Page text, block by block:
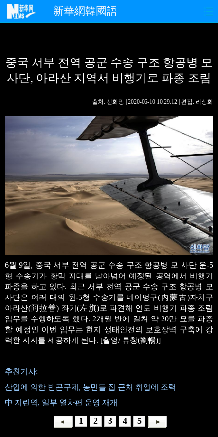
新華網韓國語
경제 사회 포토
중한교류 핫 TV 문화
생생 중국어
중국 서부 전역 공군 수송 구조 항공병 모
사단, 아라산 지역서 비행기로 파종 조림
출처: 신화망 | 2020-06-10 10:29:12 | 편집: 리상화
6월 9일, 중국 서부 전역 공군 수송 구조 항공병 모 사단 운-5
형 수송기가 황막 지대를 날아넘어 예정된 공역에서 비행기
파종을 하고 있다. 최근 서부 전역 공군 수송 구조 항공병 모
사단은 여러 대의 윈-5형 수송기를 네이멍구(內蒙古)자치구
아라산(阿拉善) 좌기(左旗)로 파견해 연도 비행기 파종 조림
임무를 수행하도록 했다. 2개월 반에 걸쳐 약 20만 묘를 파종
할 예정인 이번 임무는 현지 생태안전의 보호장벽 구축에 강
력한 지지를 제공하게 된다. [촬영/ 류창(劉暢)]
추천기사:
산업에 의한 빈곤구제, 농민들 집 근처 취업에 조력
中 지린역, 일부 열차편 운영 재개
1 2 3 4 5